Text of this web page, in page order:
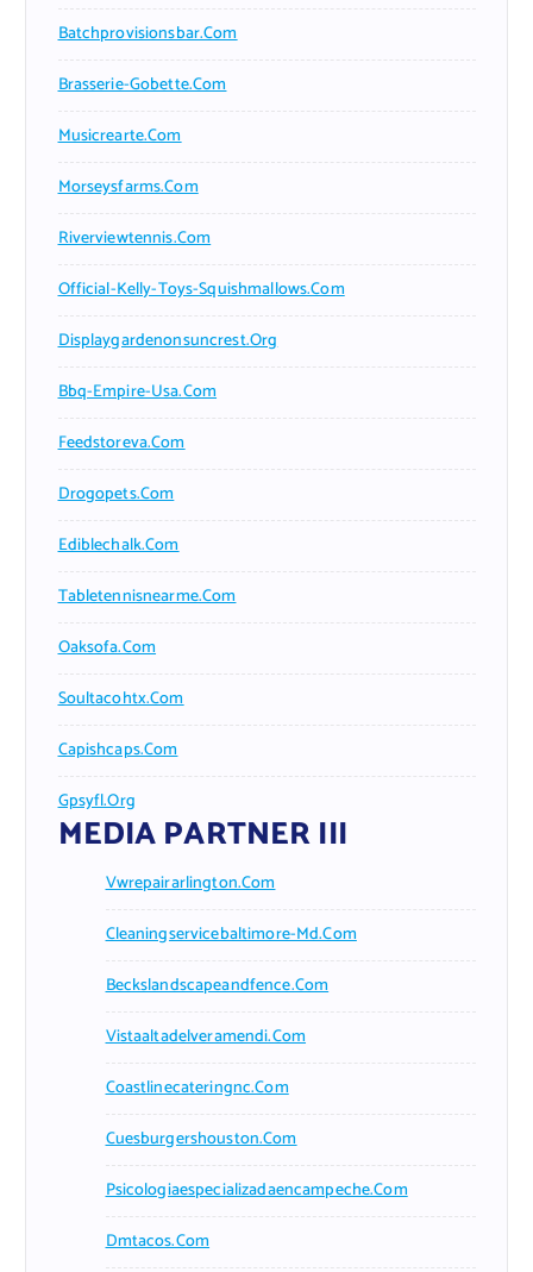
Batchprovisionsbar.com
Brasserie-Gobette.com
Musicrearte.com
Morseysfarms.com
Riverviewtennis.com
Official-Kelly-Toys-Squishmallows.com
Displaygardenonsuncrest.org
Bbq-Empire-Usa.com
Feedstoreva.com
Drogopets.com
Ediblechalk.com
Tabletennisnearme.com
Oaksofa.com
Soultacohtx.com
Capishcaps.com
Gpsyfl.org
MEDIA PARTNER III
Vwrepairarlington.com
Cleaningservicebaltimore-Md.com
Beckslandscapeandfence.com
Vistaaltadelveramendi.com
Coastlinecateringnc.com
Cuesburgershouston.com
Psicologiaespecializadaencampeche.com
Dmtacos.com